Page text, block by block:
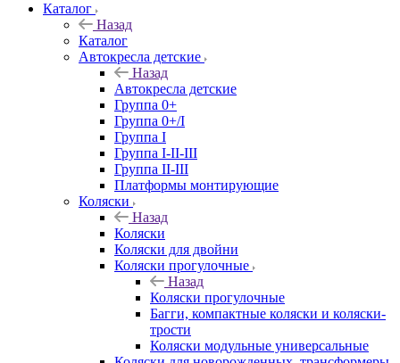
Каталог
Назад
Каталог
Автокресла детские
Назад
Автокресла детские
Группа 0+
Группа 0+/I
Группа I
Группа I-II-III
Группа II-III
Платформы монтирующие
Коляски
Назад
Коляски
Коляски для двойни
Коляски прогулочные
Назад
Коляски прогулочные
Багги, компактные коляски и коляски-
трости
Коляски модульные универсальные